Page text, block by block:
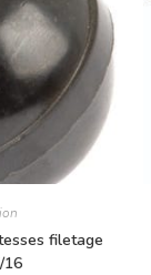
filetage
16